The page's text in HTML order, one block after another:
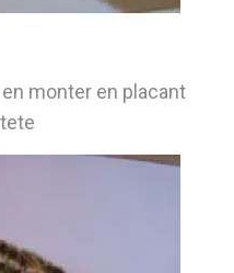
monter en placant